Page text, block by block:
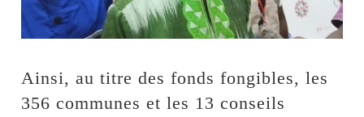
Ainsi, au titre des fonds fongibles, les
356 communes et les 13 conseils